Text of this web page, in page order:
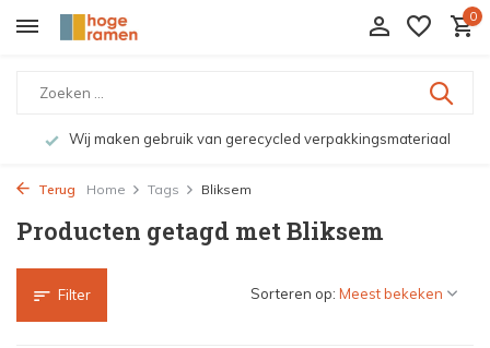
0
Wij maken gebruik van gerecycled verpakkingsmateriaal
Terug Home Tags Bliksem
Producten getagd met Bliksem
Filter Sorteren op: